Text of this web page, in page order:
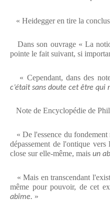
« Heidegger en tire la
Dans son ouvrage « La
pointe le fait suivant, si
« Cependant, dans des
c’était sans doute cet être qui
Note de Encyclopédie de
« De l'essence du fondement
dépassement de l'ontique
close sur elle-même, mais un
« Mais en transcendant
même pour pouvoir, de cet
abîme. »